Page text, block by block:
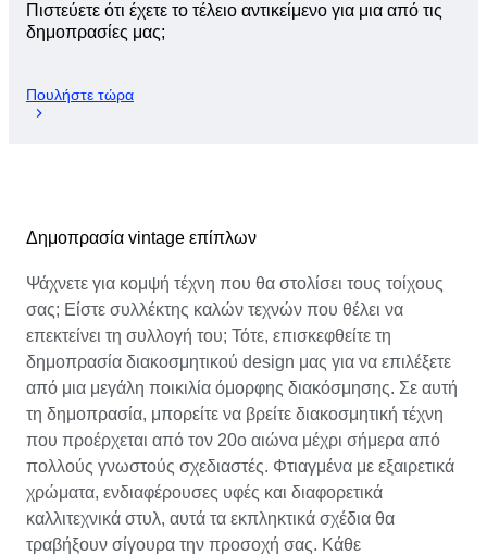
Πιστεύετε ότι έχετε το τέλειο αντικείμενο για μια από τις
δημοπρασίες μας;
Πουλήστε τώρα
Δημοπρασία vintage επίπλων
Ψάχνετε για κομψή τέχνη που θα στολίσει τους τοίχους
σας; Είστε συλλέκτης καλών τεχνών που θέλει να
επεκτείνει τη συλλογή του; Τότε, επισκεφθείτε τη
δημοπρασία διακοσμητικού design μας για να επιλέξετε
από μια μεγάλη ποικιλία όμορφης διακόσμησης. Σε αυτή
τη δημοπρασία, μπορείτε να βρείτε διακοσμητική τέχνη
που προέρχεται από τον 20ο αιώνα μέχρι σήμερα από
πολλούς γνωστούς σχεδιαστές. Φτιαγμένα με εξαιρετικά
χρώματα, ενδιαφέρουσες υφές και διαφορετικά
καλλιτεχνικά στυλ, αυτά τα εκπληκτικά σχέδια θα
τραβήξουν σίγουρα την προσοχή σας. Κάθε